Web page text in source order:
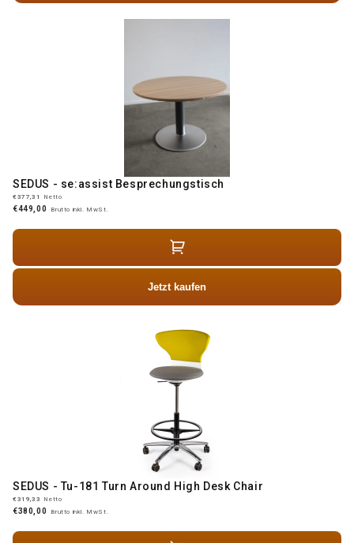
SEDUS - se:assist Besprechungstisch
€377,31 Netto
€449,00 Brutto inkl. MwSt.
Jetzt kaufen
SEDUS - Tu-181 Turn Around High Desk Chair
€319,33 Netto
€380,00 Brutto inkl. MwSt.